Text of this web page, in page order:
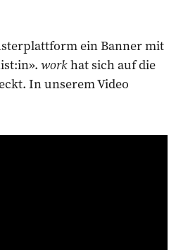
ein Banner mit
workhat sich auf die
In unserem Video